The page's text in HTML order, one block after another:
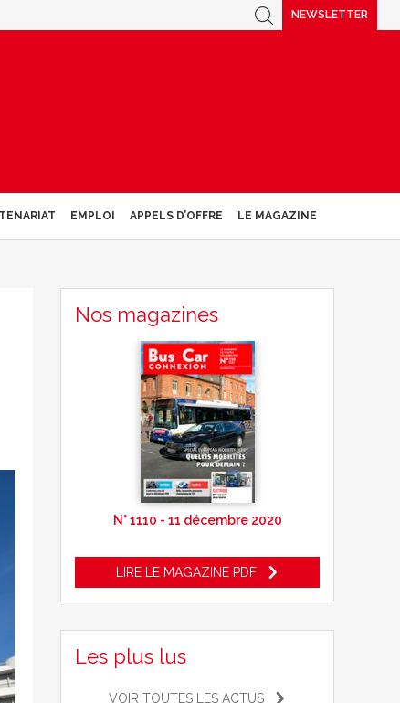
NEWSLETTER
EMPLOI APPELS D’OFFRE LE MAGAZINE
Nos magazines
N° 1110 - 11 décembre 2020
LIRE LE MAGAZINE PDF
Les plus lus
VOIR TOUTES LES ACTUS